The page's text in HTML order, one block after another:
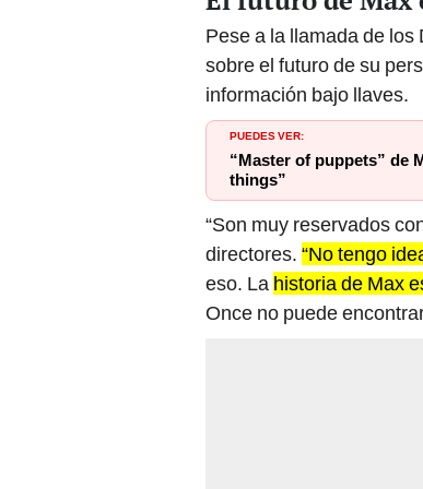
Pese a la llamada de
sobre el futuro de su
información bajo llaves.
PUEDES VER:
“Master of puppets” de
things”
“Son muy reservados
directores. “No tengo
eso. La historia de Max
Once no puede